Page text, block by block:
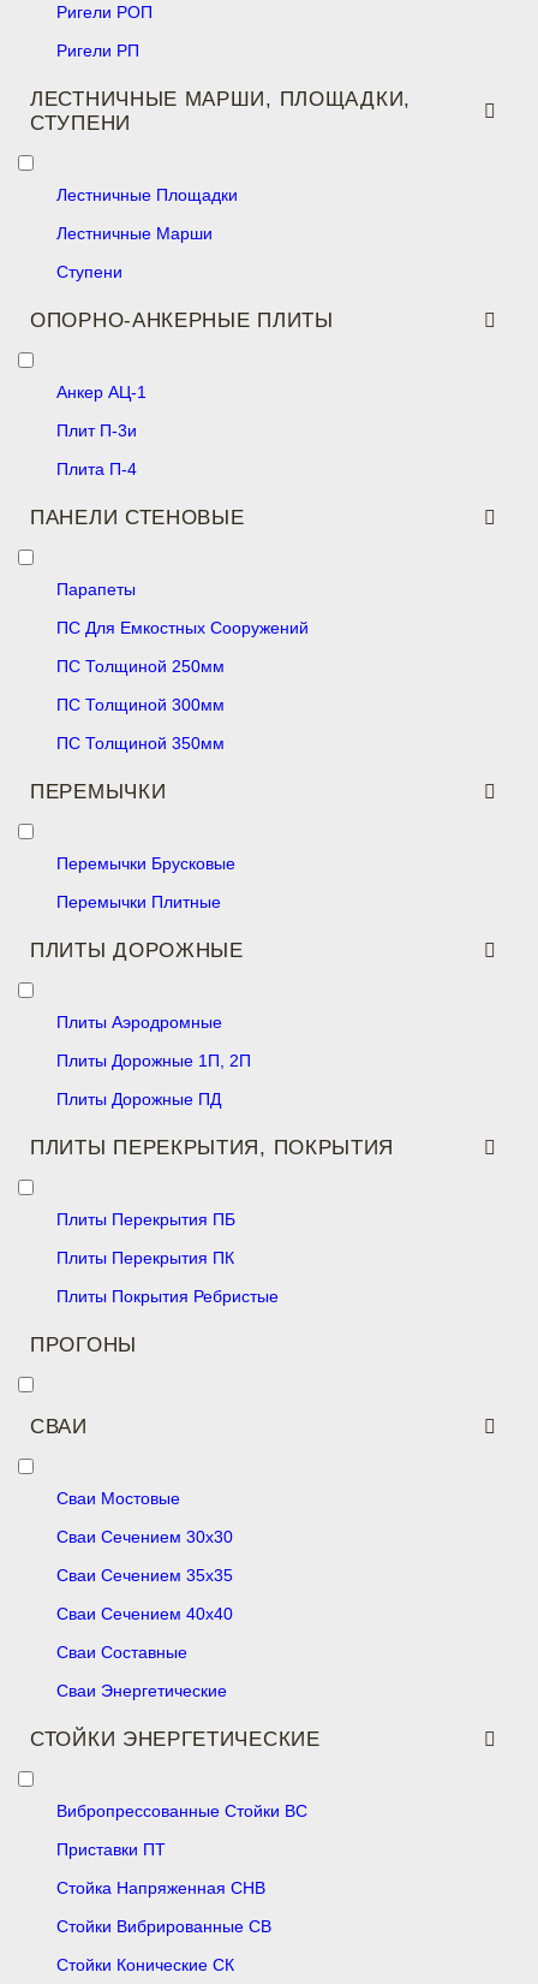
Ригели РОП
Ригели РП
ЛЕСТНИЧНЫЕ МАРШИ, ПЛОЩАДКИ,
СТУПЕНИ
Лестничные Площадки
Лестничные Марши
Ступени
ОПОРНО-АНКЕРНЫЕ ПЛИТЫ
Анкер АЦ-1
Плит П-3и
Плита П-4
ПАНЕЛИ СТЕНОВЫЕ
Парапеты
ПС Для Емкостных Сооружений
ПС Толщиной 250мм
ПС Толщиной 300мм
ПС Толщиной 350мм
ПЕРЕМЫЧКИ
Перемычки Брусковые
Перемычки Плитные
ПЛИТЫ ДОРОЖНЫЕ
Плиты Аэродромные
Плиты Дорожные 1П, 2П
Плиты Дорожные ПД
ПЛИТЫ ПЕРЕКРЫТИЯ, ПОКРЫТИЯ
Плиты Перекрытия ПБ
Плиты Перекрытия ПК
Плиты Покрытия Ребристые
ПРОГОНЫ
СВАИ
Сваи Мостовые
Сваи Сечением 30х30
Сваи Сечением 35х35
Сваи Сечением 40х40
Сваи Составные
Сваи Энергетические
СТОЙКИ ЭНЕРГЕТИЧЕСКИЕ
Вибропрессованные Стойки ВС
Приставки ПТ
Стойка Напряженная СНВ
Стойки Вибрированные СВ
Стойки Конические СК